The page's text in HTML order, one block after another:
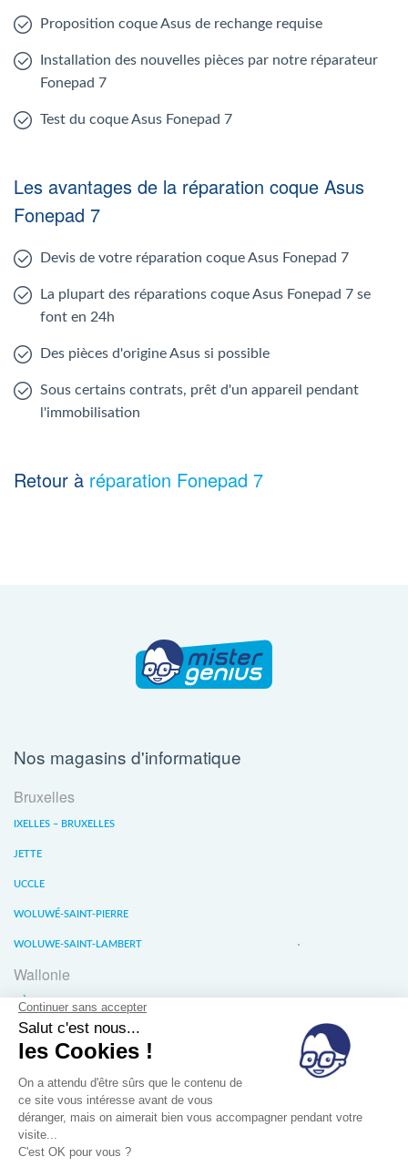
Proposition coque Asus de rechange requise
Installation des nouvelles pièces par notre réparateur
Fonepad 7
Test du coque Asus Fonepad 7
Les avantages de la réparation coque Asus
Fonepad 7
Devis de votre réparation coque Asus Fonepad 7
La plupart des réparations coque Asus Fonepad 7 se
font en 24h
Des pièces d'origine Asus si possible
Sous certains contrats, prêt d'un appareil pendant
l'immobilisation
Retour à réparation Fonepad 7
Nos magasins d'informatique
Bruxelles
IXELLES – BRUXELLES
JETTE
UCCLE
WOLUWÉ-SAINT-PIERRE
WOLUWE-SAINT-LAMBERT
Wallonie
LIÈGE
WATERLOO
WAVRE